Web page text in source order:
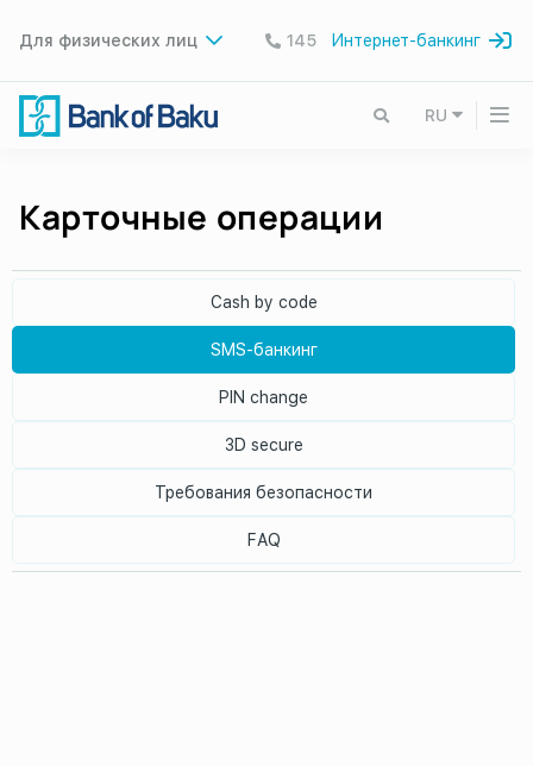
Для физических лиц 145 Интернет-банкинг
RU
Карточные операции
Cash by code
SMS-банкинг
PIN change
3D secure
Требования безопасности
FAQ